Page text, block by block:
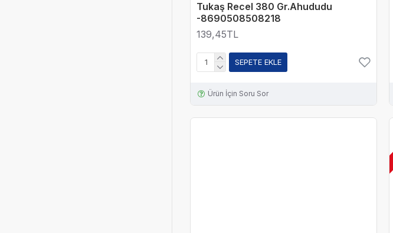
Tukaş Recel 380 Gr.Ahududu
-8690508508218
139,45TL
SEPETE EKLE
Ürün İçin Soru Sor